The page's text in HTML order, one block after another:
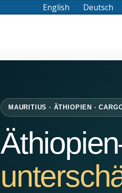
English Deutsch
MAURITIUS · ÄTHIOPIEN ·